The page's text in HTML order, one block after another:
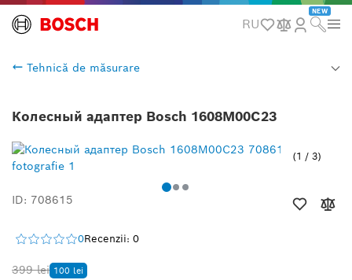
RU
NEW
Tehnică de măsurare
Колесный адаптер Bosch 1608M00C23
1 / 3
ID: 708615
0Recenzii: 0
399 lei 100 lei